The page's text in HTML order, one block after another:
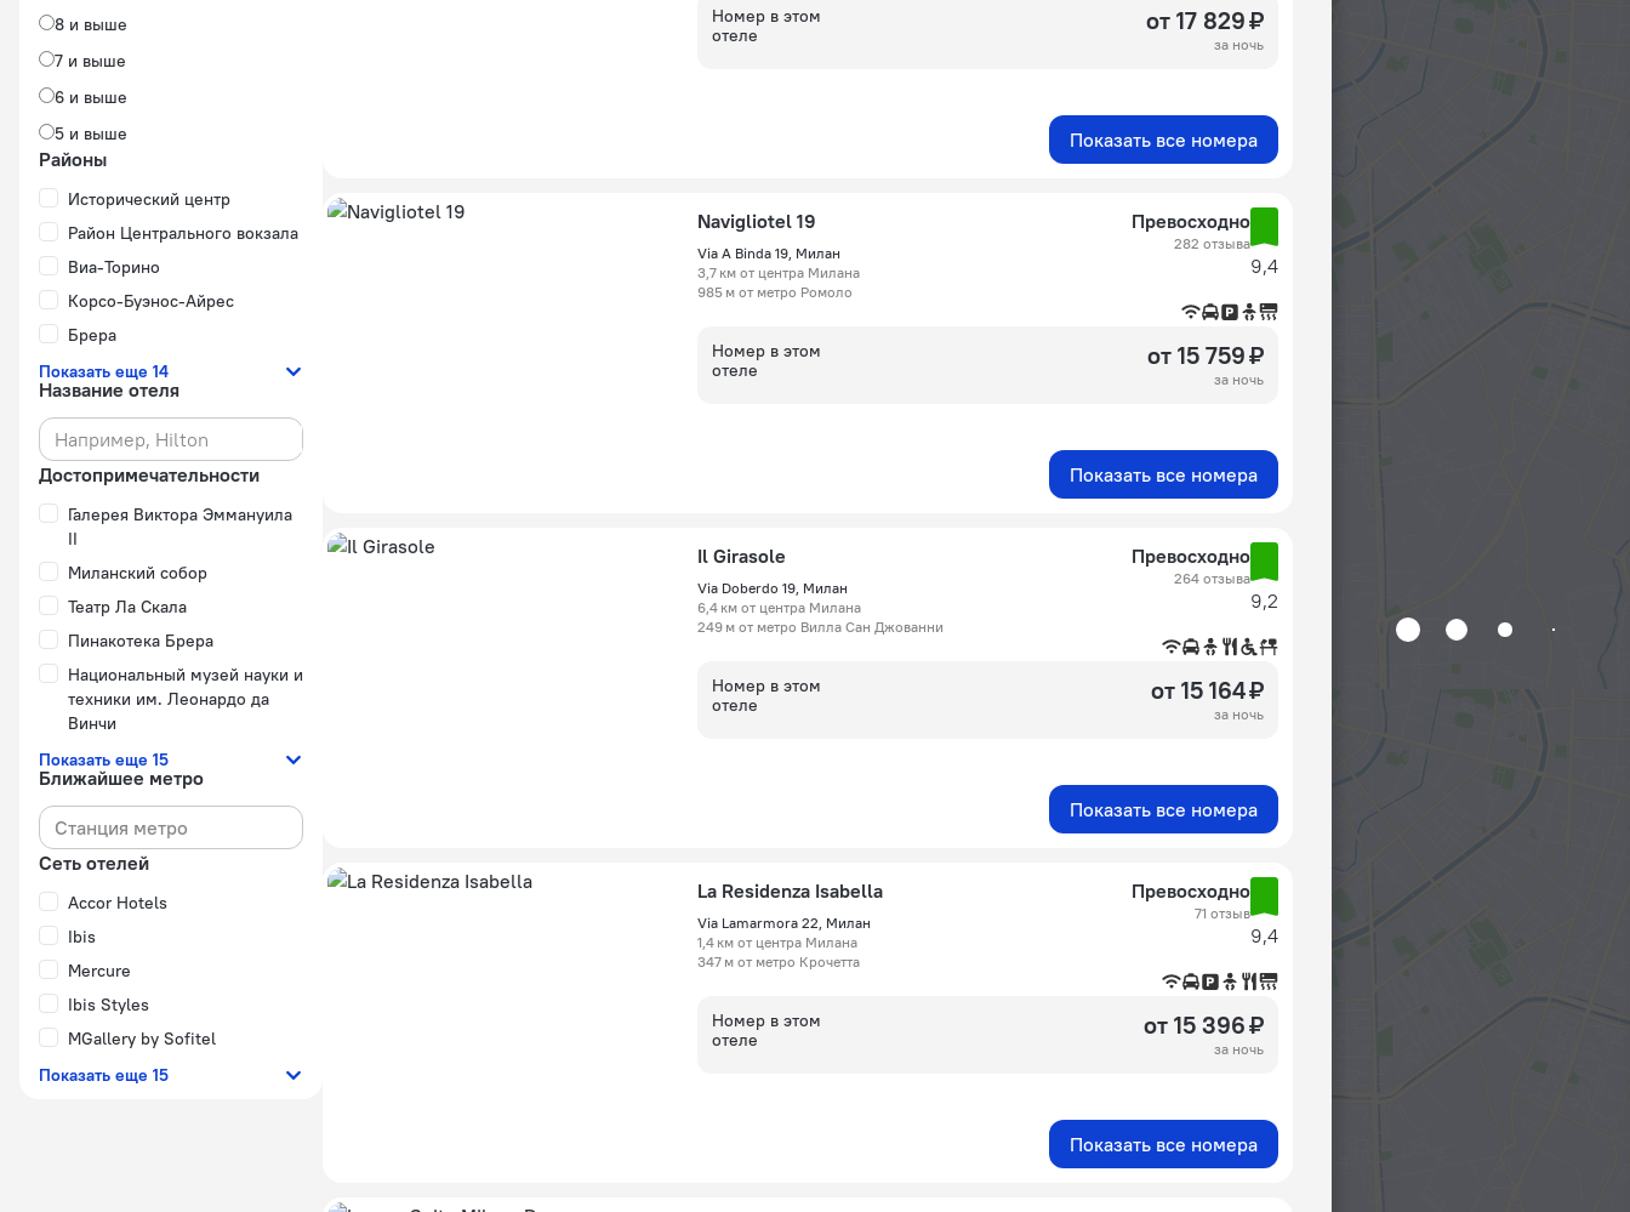
8 и выше
7 и выше
6 и выше
5 и выше
Районы
Исторический центр
Район Центрального вокзала
Виа-Торино
Корсо-Буэнос-Айрес
Брера
Показать еще 14
Название отеля
Достопримечательности
Галерея Виктора Эммануила
II
Миланский собор
Театр Ла Скала
Пинакотека Брера
Национальный музей науки и
техники им. Леонардо да
Винчи
Показать еще 15
Ближайшее метро
Сеть отелей
Accor Hotels
Ibis
Mercure
Ibis Styles
MGallery by Sofitel
Показать еще 15
Номер в этом
отеле
от 17 829 ₽
за ночь
Показать все номера
Navigliotel 19
Via A Binda 19, Милан
3,7 км от центра Милана
985 м от метро Ромоло
Превосходно
282 отзыва
9,4
Номер в этом
отеле
от 15 759 ₽
за ночь
Показать все номера
Il Girasole
Via Doberdo 19, Милан
6,4 км от центра Милана
249 м от метро Вилла Сан Джованни
Превосходно
264 отзыва
9,2
Номер в этом
отеле
от 15 164 ₽
за ночь
Показать все номера
La Residenza Isabella
Via Lamarmora 22, Милан
1,4 км от центра Милана
347 м от метро Крочетта
Превосходно
71 отзыв
9,4
Номер в этом
отеле
от 15 396 ₽
за ночь
Показать все номера